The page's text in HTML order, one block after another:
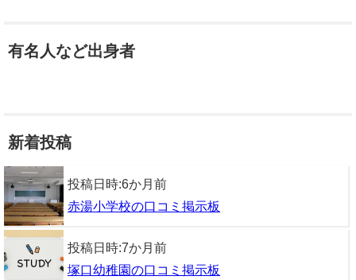
有名人など出身者
新着投稿
投稿日時:6か月前
赤湯小学校の口コミ掲示板
投稿日時:7か月前
塚口幼稚園の口コミ掲示板